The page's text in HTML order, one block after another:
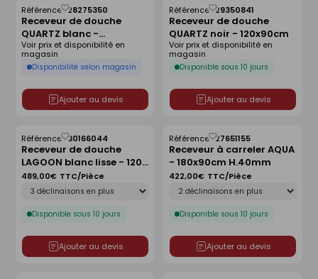
Receveur de douche
QUARTZ blanc -
160x90cm
Référence :28275350
Disponibilité selon magasin
Voir prix et disponibilité en
magasin
Ajouter au devis
Enregistrer
comme
liste
Receveur de douche
QUARTZ noir - 120x90cm
Référence :29350841
Disponible sous 10 jours
Voir prix et disponibilité en
magasin
Ajouter au devis
Enregistrer
comme
liste
Receveur de douche
LAGOON blanc lisse - 120 x
90 cm
Référence :30166044
Disponible sous 10 jours
489,00€ TTC/Pièce
Ajouter au devis
Enregistrer
comme
liste
Receveur à carreler AQUA
- 180x90cm H.40mm
Référence :27651155
Disponible sous 10 jours
422,00€ TTC/Pièce
Ajouter au devis
Enregistrer
comme
liste